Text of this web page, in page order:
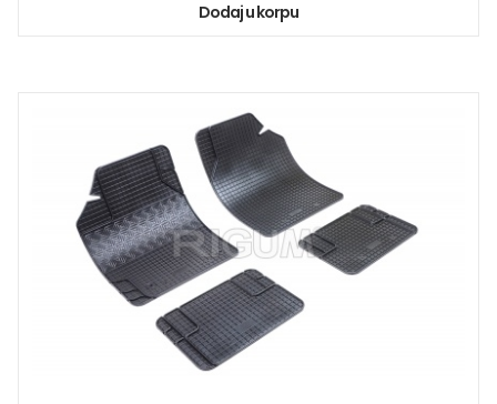
Dodaj u korpu